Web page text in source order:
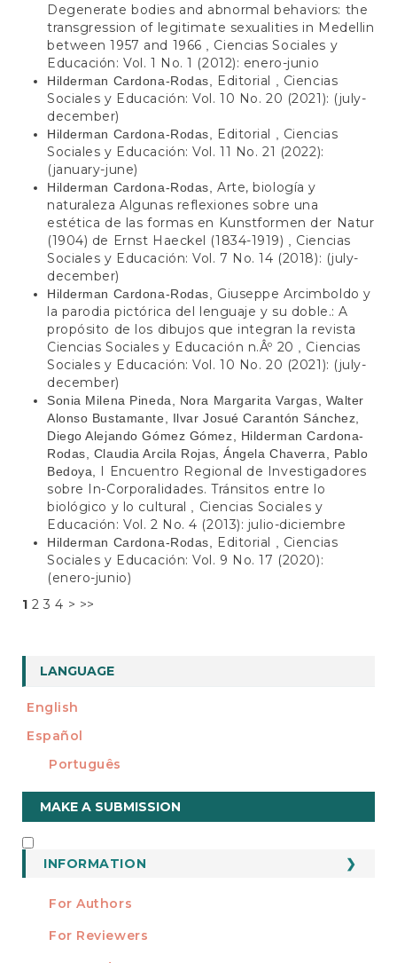
Degenerate bodies and abnormal behaviors: the
transgression of legitimate sexualities in Medellin
between 1957 and 1966
Ciencias Sociales y
Educación: Vol. 1 No. 1 (2012): enero-junio
Hilderman Cardona-Rodas, Editorial
Ciencias
Sociales y Educación: Vol. 10 No. 20 (2021): (july-
december)
Hilderman Cardona-Rodas, Editorial
Ciencias
Sociales y Educación: Vol. 11 No. 21 (2022):
(january-june)
Hilderman Cardona-Rodas, Arte, biología y
naturaleza Algunas reflexiones sobre una
estética de las formas en Kunstformen der Natur
(1904) de Ernst Haeckel (1834-1919)
Ciencias
Sociales y Educación: Vol. 7 No. 14 (2018): (july-
december)
Hilderman Cardona-Rodas, Giuseppe Arcimboldo y
la parodia pictórica del lenguaje y su doble.: A
propósito de los dibujos que integran la revista
Ciencias Sociales y Educación n.Âº 20
Ciencias
Sociales y Educación: Vol. 10 No. 20 (2021): (july-
december)
Sonia Milena Pineda, Nora Margarita Vargas, Walter
Alonso Bustamante, Ilvar Josué Carantón Sánchez,
Diego Alejando Gómez Gómez, Hilderman Cardona-
Rodas, Claudia Arcila Rojas, Ángela Chaverra, Pablo
Bedoya, I Encuentro Regional de Investigadores
sobre In-Corporalidades. Tránsitos entre lo
biológico y lo cultural
Ciencias Sociales y
Educación: Vol. 2 No. 4 (2013): julio-diciembre
Hilderman Cardona-Rodas, Editorial
Ciencias
Sociales y Educación: Vol. 9 No. 17 (2020):
(enero-junio)
1 2 3 4 > >>
LANGUAGE
English
Español
Português
Make
a
Submission
MAKE A SUBMISSION
INFORMATION
For Authors
For Reviewers